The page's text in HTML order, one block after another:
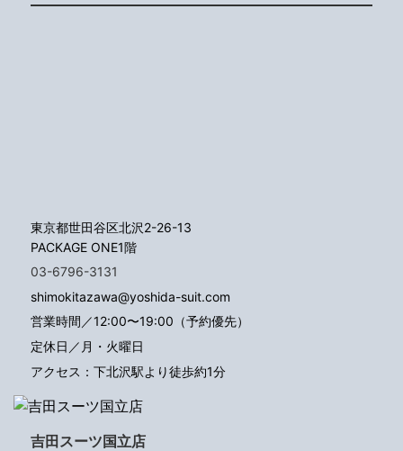
東京都世田谷区北沢2-26-13
PACKAGE ONE1階
03-6796-3131
shimokitazawa@yoshida-suit.com
営業時間／12:00〜19:00（予約優先）
定休日／月・火曜日
アクセス：下北沢駅より徒歩約1分
吉田スーツ国立店